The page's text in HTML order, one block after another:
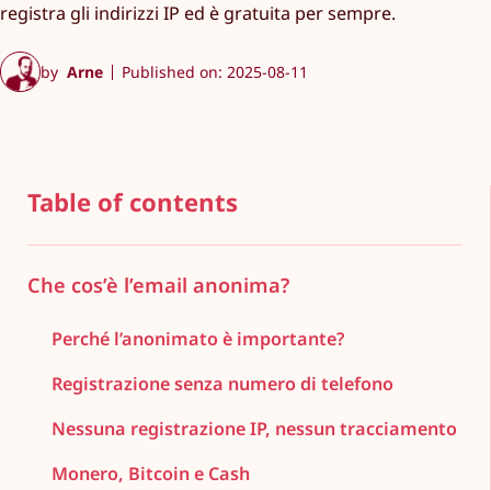
registra gli indirizzi IP ed è gratuita per sempre.
by Arne Published on: 2025-08-11
Table of contents
Che cos’è l’email anonima?
Perché l’anonimato è importante?
Registrazione senza numero di telefono
Nessuna registrazione IP, nessun tracciamento
Monero, Bitcoin e Cash